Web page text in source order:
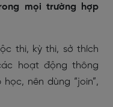
mọi trường hợp
thi, kỳ thi, sở thích
hoạt động thông
nên dùng “join”,